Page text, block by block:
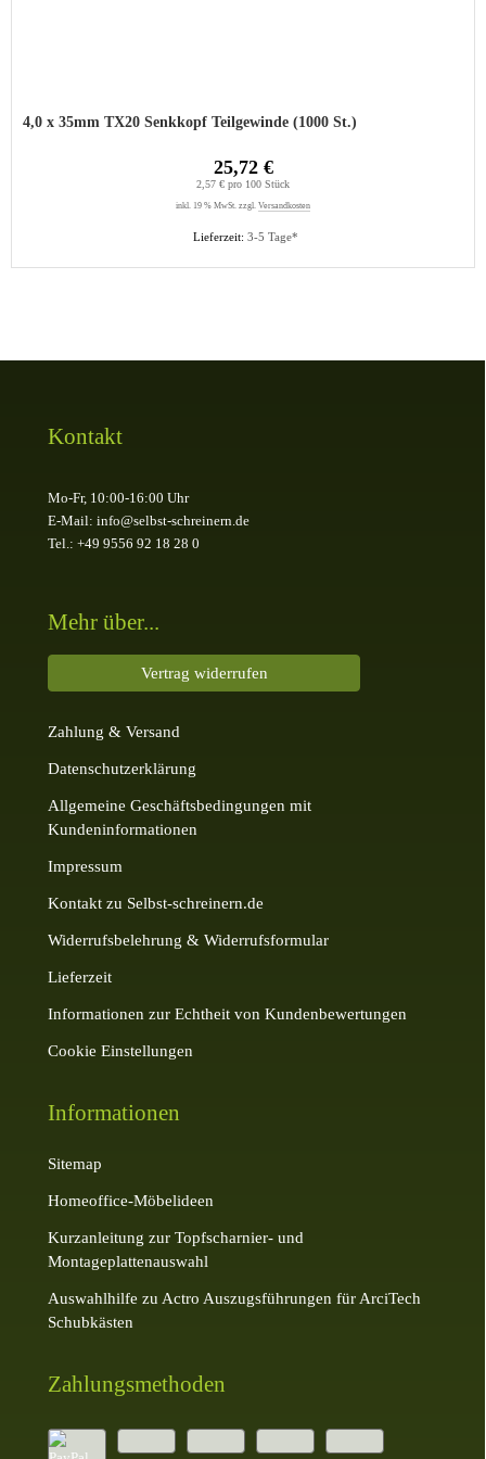
4,0 x 35mm TX20 Senkkopf Teilgewinde (1000 St.)
Lieferzeit: 3-5 Tage*
25,72 €
2,57 € pro 100 Stück
inkl. 19 % MwSt. zzgl. Versandkosten
Kontakt
Mo-Fr, 10:00-16:00 Uhr
E-Mail: info@selbst-schreinern.de
Tel.: +49 9556 92 18 28 0
Mehr über...
Vertrag widerrufen
Zahlung & Versand
Datenschutzerklärung
Allgemeine Geschäftsbedingungen mit
Kundeninformationen
Impressum
Kontakt zu Selbst-schreinern.de
Widerrufsbelehrung & Widerrufsformular
Lieferzeit
Informationen zur Echtheit von Kundenbewertungen
Cookie Einstellungen
Informationen
Sitemap
Homeoffice-Möbelideen
Kurzanleitung zur Topfscharnier- und
Montageplattenauswahl
Auswahlhilfe zu Actro Auszugsführungen für ArciTech
Schubkästen
Zahlungsmethoden